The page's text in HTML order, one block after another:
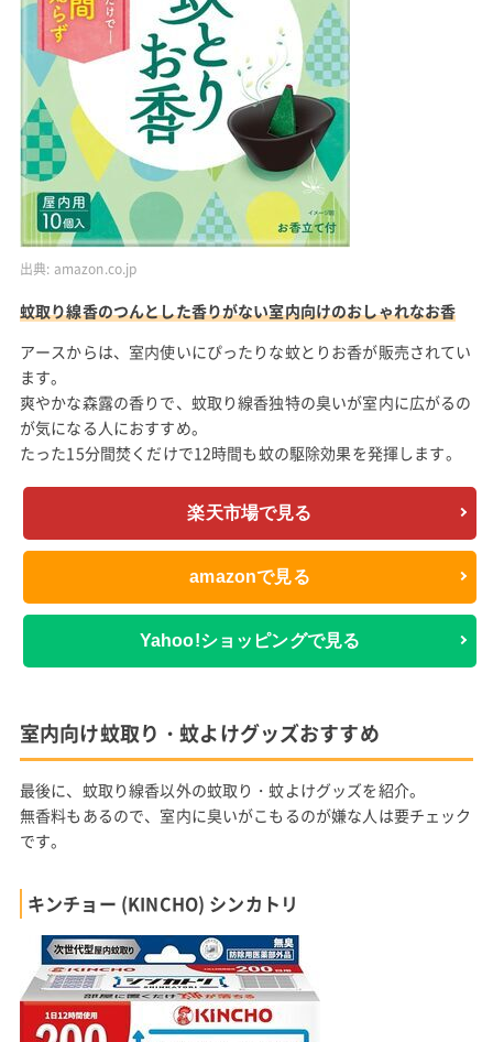
出典: amazon.co.jp
蚊取り線香のつんとした香りがない室内向けのおしゃれなお香
アースからは、室内使いにぴったりな蚊とりお香が販売されてい
ます。
爽やかな森露の香りで、蚊取り線香独特の臭いが室内に広がるの
が気になる人におすすめ。
たった15分間焚くだけで12時間も蚊の駆除効果を発揮します。
楽天市場で見る
amazonで見る
Yahoo!ショッピングで見る
室内向け蚊取り・蚊よけグッズおすすめ
最後に、蚊取り線香以外の蚊取り・蚊よけグッズを紹介。
無香料もあるので、室内に臭いがこもるのが嫌な人は要チェック
です。
キンチョー (KINCHO) シンカトリ